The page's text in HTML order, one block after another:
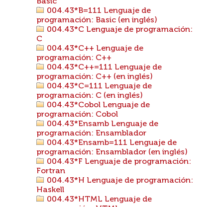
004.43*B=111 Lenguaje de
programación: Basic (en inglés)
004.43*C Lenguaje de programación:
C
004.43*C++ Lenguaje de
programación: C++
004.43*C++=111 Lenguaje de
programación: C++ (en inglés)
004.43*C=111 Lenguaje de
programación: C (en inglés)
004.43*Cobol Lenguaje de
programación: Cobol
004.43*Ensamb Lenguaje de
programación: Ensamblador
004.43*Ensamb=111 Lenguaje de
programación: Ensamblador (en inglés)
004.43*F Lenguaje de programación:
Fortran
004.43*H Lenguaje de programación:
Haskell
004.43*HTML Lenguaje de